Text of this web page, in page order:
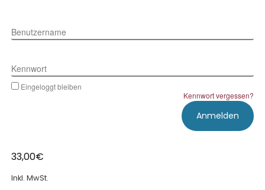
Benutzername
Kennwort
Eingeloggt bleiben
Kennwort vergessen?
33,00€
Inkl. MwSt.